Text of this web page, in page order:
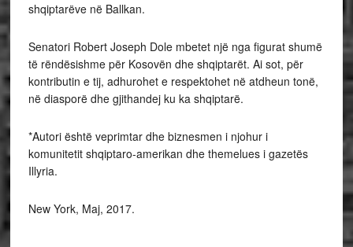
shqiptarëve në Ballkan.
Senatori Robert Joseph Dole mbetet një nga figurat shumë
të rëndësishme për Kosovën dhe shqiptarët. Ai sot, për
kontributin e tij, adhurohet e respektohet në atdheun tonë,
në diasporë dhe gjithandej ku ka shqiptarë.
*Autori është veprimtar dhe biznesmen i njohur i
komunitetit shqiptaro-amerikan dhe themelues i gazetës
Illyria.
New York, Maj, 2017.